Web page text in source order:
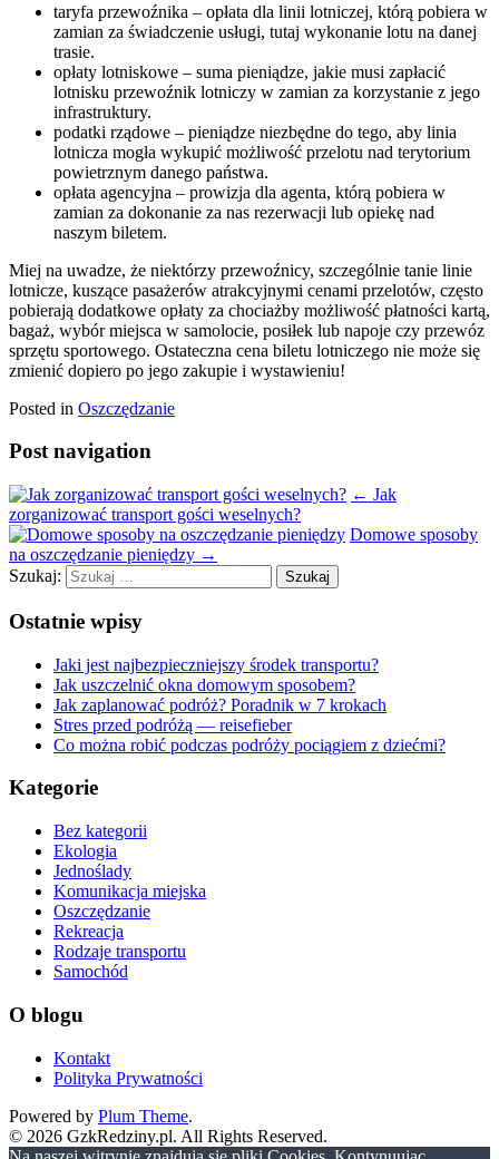
taryfa przewoźnika – opłata dla linii lotniczej, którą pobiera w
zamian za świadczenie usługi, tutaj wykonanie lotu na danej
trasie.
opłaty lotniskowe – suma pieniądze, jakie musi zapłacić
lotnisku przewoźnik lotniczy w zamian za korzystanie z jego
infrastruktury.
podatki rządowe – pieniądze niezbędne do tego, aby linia
lotnicza mogła wykupić możliwość przelotu nad terytorium
powietrznym danego państwa.
opłata agencyjna – prowizja dla agenta, którą pobiera w
zamian za dokonanie za nas rezerwacji lub opiekę nad
naszym biletem.
Miej na uwadze, że niektórzy przewoźnicy, szczególnie tanie linie
lotnicze, kuszące pasażerów atrakcyjnymi cenami przelotów, często
pobierają dodatkowe opłaty za chociażby możliwość płatności kartą,
bagaż, wybór miejsca w samolocie, posiłek lub napoje czy przewóz
sprzętu sportowego. Ostateczna cena biletu lotniczego nie może się
zmienić dopiero po jego zakupie i wystawieniu!
Posted in Oszczędzanie
Post navigation
← Jak
zorganizować transport gości weselnych?
Domowe sposoby
na oszczędzanie pieniędzy →
Szukaj:
Ostatnie wpisy
Jaki jest najbezpieczniejszy środek transportu?
Jak uszczelnić okna domowym sposobem?
Jak zaplanować podróż? Poradnik w 7 krokach
Stres przed podróżą — reisefieber
Co można robić podczas podróży pociągiem z dziećmi?
Kategorie
Bez kategorii
Ekologia
Jednoślady
Komunikacja miejska
Oszczędzanie
Rekreacja
Rodzaje transportu
Samochód
O blogu
Kontakt
Polityka Prywatności
Powered by Plum Theme.
© 2026 GzkRedziny.pl. All Rights Reserved.